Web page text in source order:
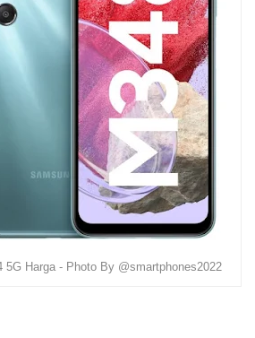
5G Harga - Photo By @smartphones2022